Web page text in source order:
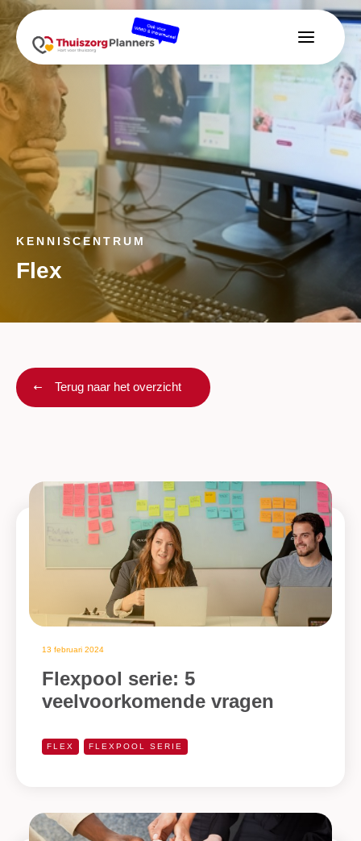
KENNISCENTRUM
Flex
Terug naar het overzicht
13 februari 2024
Flexpool serie: 5
veelvoorkomende vragen
FLEX FLEXPOOL SERIE